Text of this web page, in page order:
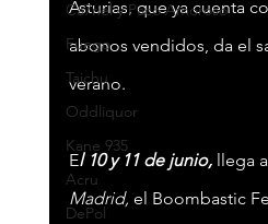
Ca7riel y Paco Amoroso
Fuego
Taichu
Oddliquor
Kane 935
Acru
DePol
Asturias, que ya cuenta
abonos vendidos, da el
verano.
El 10 y 11 de junio, llega
Madrid, el Boombastic